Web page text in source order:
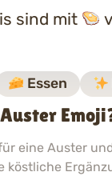
sind mit
Essen
eine Auster
köstliche